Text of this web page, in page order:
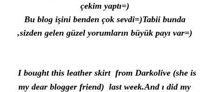
çekim yaptı=)
Bu blog işini benden çok sevdi=)Tabii bunda
,sizden gelen güzel yorumların büyük payı var=)
I bought this leather skirt from Darkolive (she is
my dear blogger friend) last week.And ı did my